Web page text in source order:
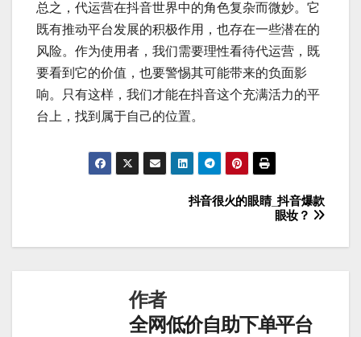
总之，代运营在抖音世界中的角色复杂而微妙。它
既有推动平台发展的积极作用，也存在一些潜在的
风险。作为使用者，我们需要理性看待代运营，既
要看到它的价值，也要警惕其可能带来的负面影
响。只有这样，我们才能在抖音这个充满活力的平
台上，找到属于自己的位置。
章
抖音很火的眼睛_抖音爆款
眼妆？
作者
全网低价自助下单平台